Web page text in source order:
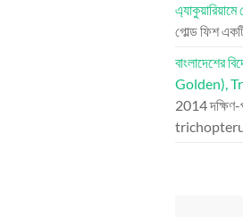
গোল্ড ফিশ
বাংলাদেশের
Golden),
2014